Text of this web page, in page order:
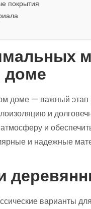
покрытия
доме
доме — важный
и
и
и надежные
варианты